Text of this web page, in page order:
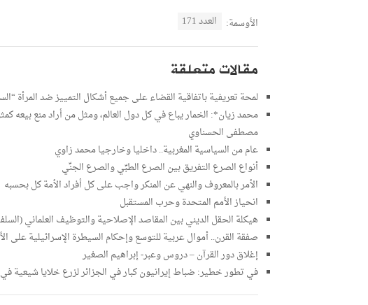
الأوسمة: العدد 171
مقالات متعلقة
لمحة تعريفية باتفاقية القضاء على جميع أشكال التمييز ضد المرأة
محمد زيان*: الخمار يباع في كل دول العالم، ومثل من أراد منع
مصطفى الحسناوي
عام من السياسية المغربية.. داخليا وخارجيا محمد زاوي
أنواع الصرع التفريق بين الصرع الطبِّي والصرع الجنِّي
الأمر بالمعروف والنهي عن المنكر واجب على كل أفراد الأمة كل بحسبه
انحياز الأمم المتحدة وحرب المستقبل
هيكلة الحقل الديني بين المقاصد الإصلاحية والتوظيف العلماني
صفقة القرن.. أموال عربية للتوسع وإحكام السيطرة الإسرائيلية على
إغلاق دور القرآن – دروس وعبر- إبراهيم الصغير
في تطور خطير: ضباط إيرانيون كبار في الجزائر لزرع خلايا شيعية